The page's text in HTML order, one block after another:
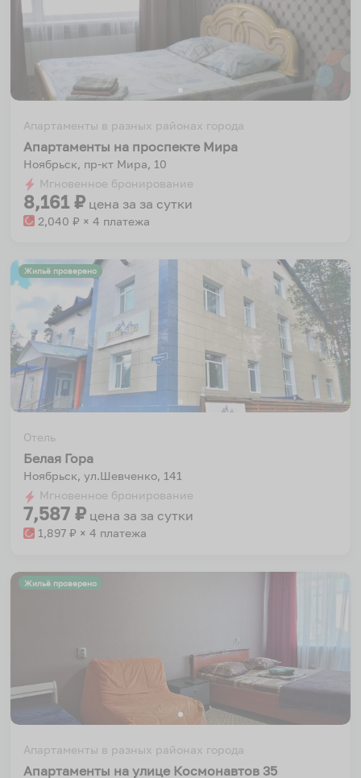
Апартаменты в разных районах города
Апартаменты на проспекте Мира
Ноябрьск, пр-кт Мира, 10
Мгновенное бронирование
8,161 ₽ цена за за сутки
2,040 ₽ × 4 платежа
Жильё проверено
Отель
Белая Гора
Ноябрьск, ул.Шевченко, 141
Мгновенное бронирование
7,587 ₽ цена за за сутки
1,897 ₽ × 4 платежа
Жильё проверено
Апартаменты в разных районах города
Апартаменты на улице Космонавтов 35